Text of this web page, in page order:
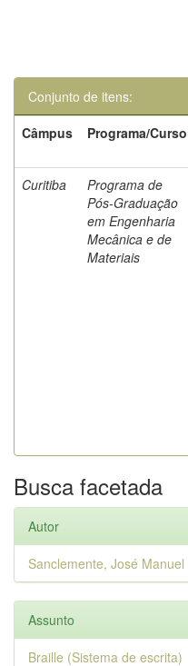
Conjunto de itens:
Câmpus
Programa/Curso
Curitiba
Programa de
Pós-Graduação
em Engenharia
Mecânica e de
Materiais
Busca facetada
Autor
Sanclemente, José
Assunto
Braille (Sistema de escrita)